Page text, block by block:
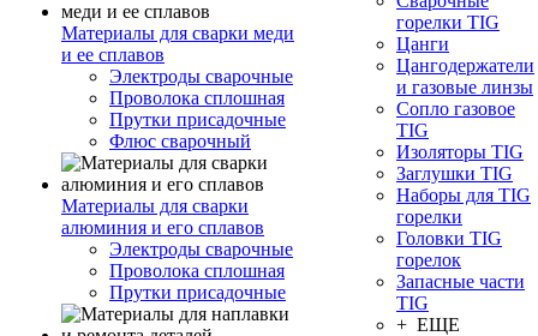
Материалы для сварки меди
и ее сплавов
Электроды сварочные
Проволока сплошная
Прутки присадочные
Флюс сварочный
Материалы для сварки
алюминия и его сплавов
Электроды сварочные
Проволока сплошная
Прутки присадочные
горелки TIG
Цанги
Цангодержатели
и газовые линзы
Сопло газовое
TIG
Изоляторы TIG
Заглушки TIG
Наборы для TIG
горелки
Головки TIG
горелок
Запасные части
TIG
+ ЕЩЕ